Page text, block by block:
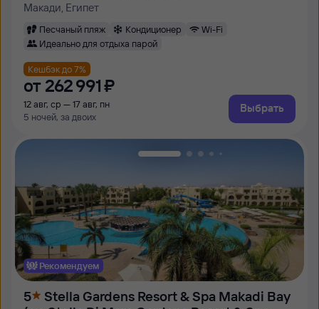
Макади, Египет
Песчаный пляж Кондиционер
Wi-Fi
Идеально для отдыха парой
Кешбэк до 7%
от 262 ⁠991 ⁠₽
12 авг, ср — 17 авг, пн
5 ночей, за двоих
Выбрать
Рекомендуем
5
Stella Gardens Resort & Spa Makadi Bay